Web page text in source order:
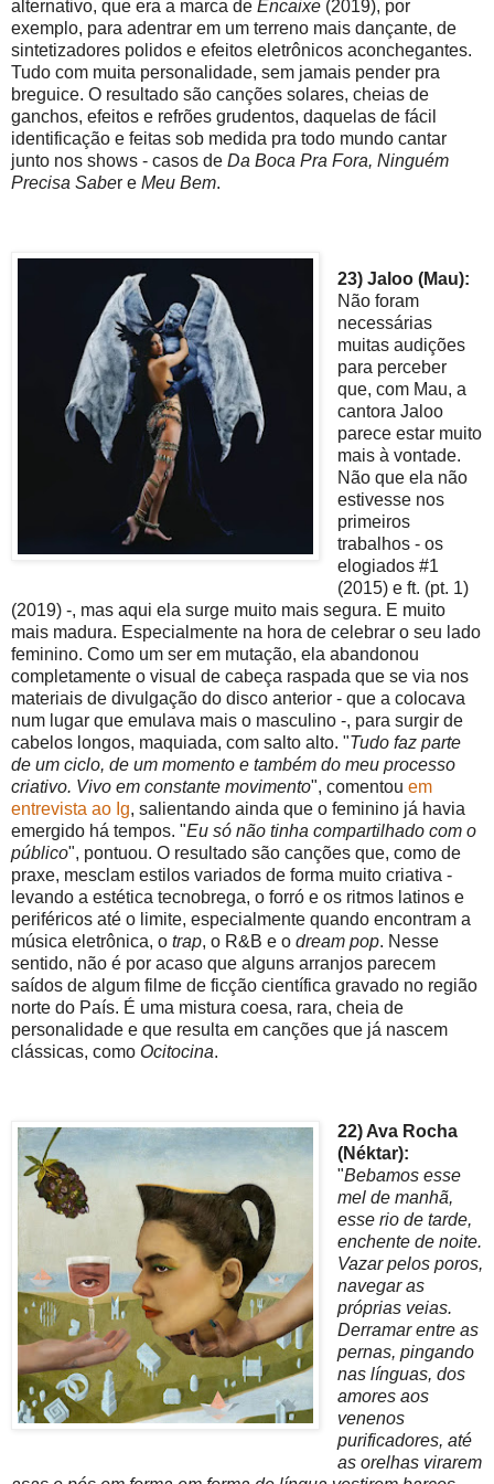
alternativo, que era a marca de Encaixe (2019), por
exemplo, para adentrar em um terreno mais dançante, de
sintetizadores polidos e efeitos eletrônicos aconchegantes.
Tudo com muita personalidade, sem jamais pender pra
breguice. O resultado são canções solares, cheias de
ganchos, efeitos e refrões grudentos, daquelas de fácil
identificação e feitas sob medida pra todo mundo cantar
junto nos shows - casos de Da Boca Pra Fora, Ninguém
Precisa Saber e Meu Bem.
23) Jaloo (Mau):
Não foram
necessárias
muitas audições
para perceber
que, com Mau, a
cantora Jaloo
parece estar muito
mais à vontade.
Não que ela não
estivesse nos
primeiros
trabalhos - os
elogiados #1
(2015) e ft. (pt. 1)
(2019) -, mas aqui ela surge muito mais segura. E muito
mais madura. Especialmente na hora de celebrar o seu lado
feminino. Como um ser em mutação, ela abandonou
completamente o visual de cabeça raspada que se via nos
materiais de divulgação do disco anterior - que a colocava
num lugar que emulava mais o masculino -, para surgir de
cabelos longos, maquiada, com salto alto. "Tudo faz parte
de um ciclo, de um momento e também do meu processo
criativo. Vivo em constante movimento", comentou em
entrevista ao Ig, salientando ainda que o feminino já havia
emergido há tempos. "Eu só não tinha compartilhado com o
público", pontuou. O resultado são canções que, como de
praxe, mesclam estilos variados de forma muito criativa -
levando a estética tecnobrega, o forró e os ritmos latinos e
periféricos até o limite, especialmente quando encontram a
música eletrônica, o trap, o R&B e o dream pop. Nesse
sentido, não é por acaso que alguns arranjos parecem
saídos de algum filme de ficção científica gravado no região
norte do País. É uma mistura coesa, rara, cheia de
personalidade e que resulta em canções que já nascem
clássicas, como Ocitocina.
22) Ava Rocha
(Néktar):
"Bebamos esse
mel de manhã,
esse rio de tarde,
enchente de noite.
Vazar pelos poros,
navegar as
próprias veias.
Derramar entre as
pernas, pingando
nas línguas, dos
amores aos
venenos
purificadores, até
as orelhas virarem